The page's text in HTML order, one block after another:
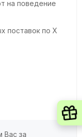
на поведение
поставок по X
Вас за